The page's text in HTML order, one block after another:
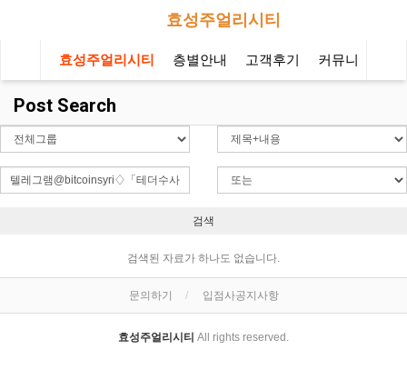
효성주얼리시티
효성주얼리시티 층별안내 고객후기 커뮤니티
Post Search
검색
검색된 자료가 하나도 없습니다.
문의하기 입점사공지사항
효성주얼리시티 All rights reserved.